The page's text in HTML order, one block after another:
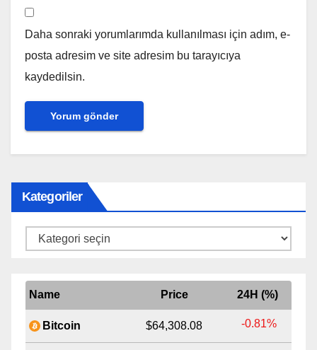
Daha sonraki yorumlarımda kullanılması için adım, e-
posta adresim ve site adresim bu tarayıcıya
kaydedilsin.
Kategoriler
Kategoriler
Name Price 24H (%)
Bitcoin $64,308.08 -0.81%